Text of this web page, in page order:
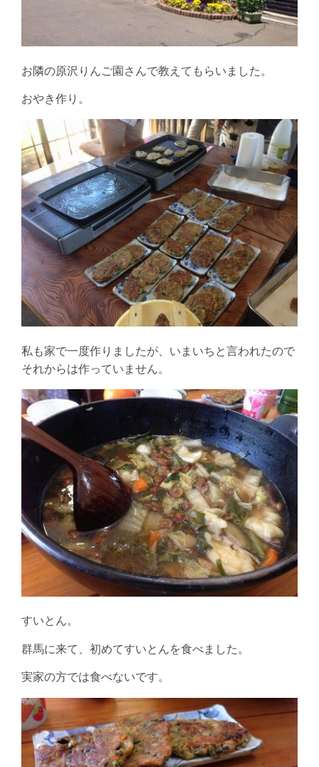
お隣の原沢りんご園さんで教えてもらいました。
おやき作り。
私も家で一度作りましたが、いまいちと言われたので
それからは作っていません。
すいとん。
群馬に来て、初めてすいとんを食べました。
実家の方では食べないです。